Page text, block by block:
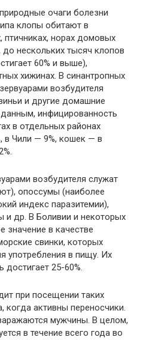
очаги болезни
клопы обитают в
птичниках, норах домовых
нескольких тысяч клопов
60% и выше),
хижинах. В синантропных
возбудителя
и другие домашние
инфицированность
в отдельных районах
в Чили — 9%, кошек — в
возбудителя служат
опоссумы (наиболее
индекс паразитемии),
и др. В Боливии и некоторых
значение в качестве
свинки, которых
употребления в пищу. Их
достигает 25-60%.
при посещении таких
когда активны переносчики.
мужчины. В целом,
в течение всего года во